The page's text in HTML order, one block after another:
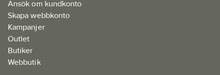
Ansök om kundkonto
Skapa webbkonto
Kampanjer
Outlet
Butiker
Webbutik